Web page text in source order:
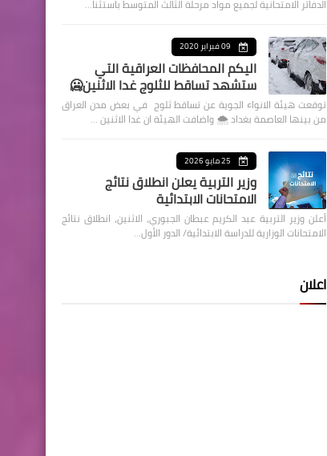
الدفاتر الامتحانية لجميع مواد مرحلة الثالث المتوسط باستثنا…
09 فبراير 2020
اليكم المحافظات العراقية التي
ستشهد تساقط للثلوج غدا الاثنين🥶
توقعت هيئة الانواء الجوية عن تساقط ثلوج في بعض مدن العراق
من بينها العاصمة بغداد ⁦🌨️⁩ واضافت الهيئة ان غدا الاثنين …
25 مايو 2026
وزير التربية يعلن انطلاق نتائج
الامتحانات الابتدائية
أعلن وزير التربية عبد الكريم عبطان الجبوري، الاثنين، انطلاق نتائج
الامتحانات الوزارية للدراسة الابتدائية/ الدور الأول…
اعلان